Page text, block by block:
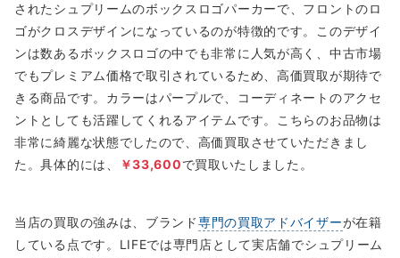
されたシュプリームのボックスロゴパーカーで、フロントのロ
ゴがクロスデザインになっているのが特徴的です。このデザイ
ンは数あるボックスロゴの中でも非常に人気が高く、中古市場
でもプレミアム価格で取引されているため、高価買取が期待で
きる商品です。カラーはパープルで、コーディネートのアクセ
ントとしても活躍してくれるアイテムです。こちらのお品物は
非常に綺麗な状態でしたので、高価買取させていただきまし
た。具体的には、
￥33,600で買取いたしました。
当店の買取の強みは、ブランド専門の買取アドバイザーが在籍
している点です。LIFEでは専門店として実店舗でシュプリーム